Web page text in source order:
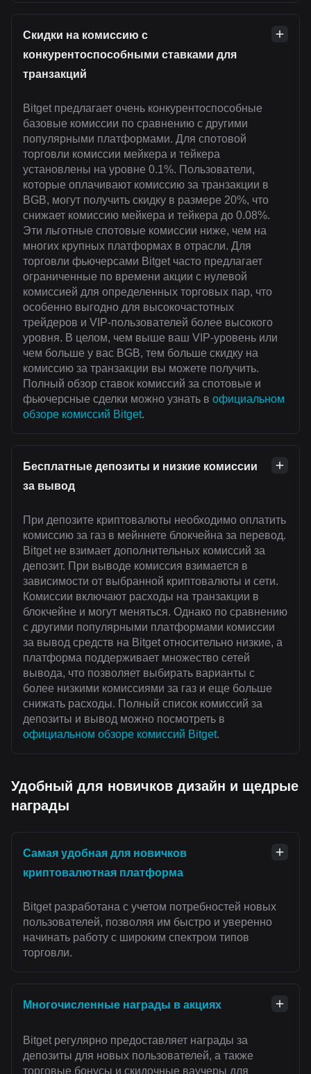
Скидки на комиссию с
конкурентоспособными ставками для
транзакций
Bitget предлагает очень конкурентоспособные
базовые комиссии по сравнению с другими
популярными платформами. Для спотовой
торговли комиссии мейкера и тейкера
установлены на уровне 0.1%. Пользователи,
которые оплачивают комиссию за транзакции в
BGB, могут получить скидку в размере 20%, что
снижает комиссию мейкера и тейкера до 0.08%.
Эти льготные спотовые комиссии ниже, чем на
многих крупных платформах в отрасли. Для
торговли фьючерсами Bitget часто предлагает
ограниченные по времени акции с нулевой
комиссией для определенных торговых пар, что
особенно выгодно для высокочастотных
трейдеров и VIP-пользователей более высокого
уровня. В целом, чем выше ваш VIP-уровень или
чем больше у вас BGB, тем больше скидку на
комиссию за транзакции вы можете получить.
Полный обзор ставок комиссий за спотовые и
фьючерсные сделки можно узнать в официальном
обзоре комиссий Bitget.
Бесплатные депозиты и низкие комиссии
за вывод
При депозите криптовалюты необходимо оплатить
комиссию за газ в мейннете блокчейна за перевод.
Bitget не взимает дополнительных комиссий за
депозит. При выводе комиссия взимается в
зависимости от выбранной криптовалюты и сети.
Комиссии включают расходы на транзакции в
блокчейне и могут меняться. Однако по сравнению
с другими популярными платформами комиссии
за вывод средств на Bitget относительно низкие, а
платформа поддерживает множество сетей
вывода, что позволяет выбирать варианты с
более низкими комиссиями за газ и еще больше
снижать расходы. Полный список комиссий за
депозиты и вывод можно посмотреть в
официальном обзоре комиссий Bitget.
Удобный для новичков дизайн и щедрые
награды
Самая удобная для новичков
криптовалютная платформа
Bitget разработана с учетом потребностей новых
пользователей, позволяя им быстро и уверенно
начинать работу с широким спектром типов
торговли.
Многочисленные награды в акциях
Bitget регулярно предоставляет награды за
депозиты для новых пользователей, а также
торговые бонусы и скидочные ваучеры для